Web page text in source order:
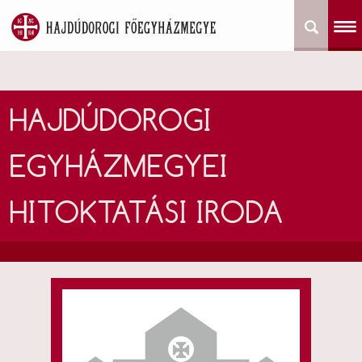
HAJDÚDOROGI
EGYHÁZMEGYEI
HITOKTATÁSI IRODA